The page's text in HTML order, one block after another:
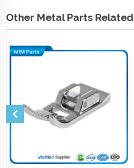
Other Metal Parts Related